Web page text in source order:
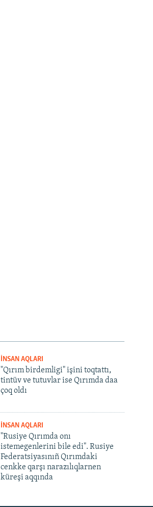
İNSAN AQLARI
"Qırım birdemligi" işini toqtattı,
tintüv ve tutuvlar ise Qırımda daa
çoq oldı
İNSAN AQLARI
"Rusiye Qırımda onı
istemegenlerini bile edi". Rusiye
Federatsiyasınıñ Qırımdaki
cenkke qarşı narazılıqlarnen
küreşi aqqında